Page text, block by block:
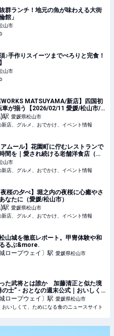
群ランチ！地元の魚が味わえる大街
館」
山市
♪手作りスイーツまでぺろりと完食！
山市
MATSUYAMA/新店】四国初
う【2026/02/11 愛媛/松山市/
)駅 愛媛県松山市
新店、グルメ、おでかけ、イベント情報
アムール】花園町に佇むレストランで
間を｜愛され続ける老舗洋食店（愛
山市
新店、グルメ、おでかけ、イベント情報
夜桜の夕べ】堀之内の夜桜に心癒やさ
なたに（愛媛/松山市）
)駅 愛媛県松山市
新店、グルメ、おでかけ、イベント情報
山城を徹底レポート。甲冑体験や和
るぶ&more.
ロープウェイ〕駅 愛媛県松山市
った武将とは誰か 加藤清正と似た境
士” - おとなの週末公式｜おいしく
のニュースサイト
ロープウェイ〕駅 愛媛県松山市
おいしくて、ためになる食のニュースサイト